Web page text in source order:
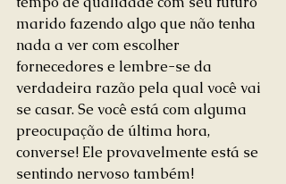
marido fazendo algo que não tenha
nada a ver com escolher
fornecedores e lembre-se da
verdadeira razão pela qual você vai
se casar. Se você está com alguma
preocupação de última hora,
converse! Ele provavelmente está se
sentindo nervoso também!